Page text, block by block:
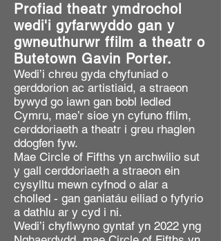
Profiad theatr ymdrochol
wedi'i gyfarwyddo gan y
gwneuthurwr ffilm a theatr o
Butetown Gavin Porter.
Wedi’i chreu gyda chyfuniad o
gerddorion ac artistiaid, a straeon
bywyd go iawn gan bobl ledled
Cymru, mae’r sioe yn cyfuno ffilm,
cerddoriaeth a theatr i greu rhaglen
ddogfen fyw.
Mae Circle of Fifths yn archwilio sut
y gall cerddoriaeth a straeon ein
cysylltu mewn cyfnod o alar a
cholled - gan ganiatáu eiliad o fyfyrio
a dathlu ar y cyd i ni.
Wedi’i chyflwyno gyntaf yn 2022 yng